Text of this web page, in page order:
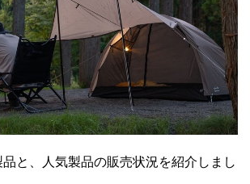
と、人気製品の販売状況を紹介しまし